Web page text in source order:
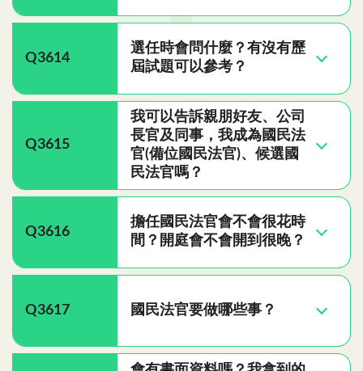
Q3614
選任時會問什麼？有沒有歷
屆試題可以參考？
Q3615
我可以告訴親朋好友、公司
長官及同事，我成為國民法
官(備位國民法官)、候選國
民法官嗎？
Q3616
擔任國民法官會不會很花時
間？開庭會不會開到很晚？
Q3617 國民法官要做哪些事？